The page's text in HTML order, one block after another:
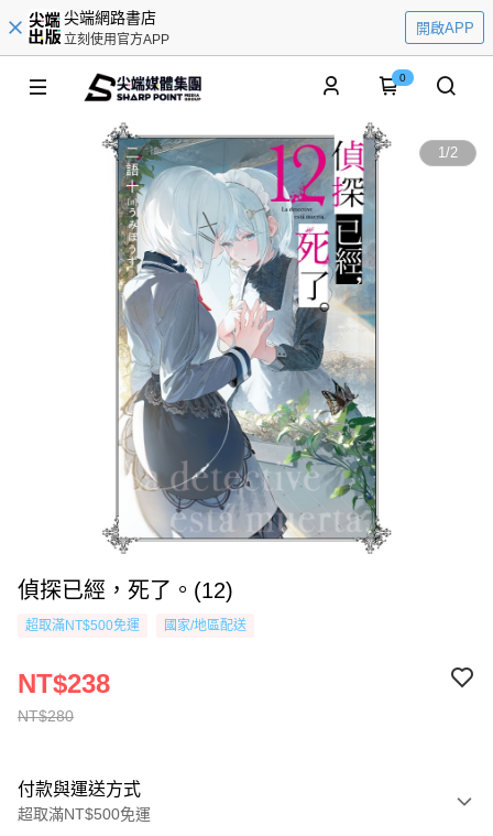
尖端網路書店
立刻使用官方APP
開啟APP
0
1/2
偵探已經，死了。(12)
超取滿NT$500免運 國家/地區配送
NT$280
NT$238
付款與運送方式
超取滿NT$500免運